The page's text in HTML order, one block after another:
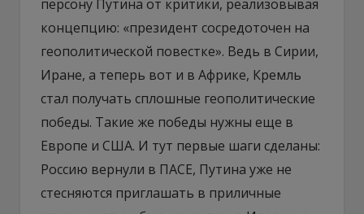
персону Путина от критики, реализовывая
концепцию: «президент сосредоточен на
геополитической повестке». Ведь в Сирии,
Иране, а теперь вот и в Африке, Кремль
стал получать сплошные геополитические
победы. Такие же победы нужны еще в
Европе и США. И тут первые шаги сделаны:
Россию вернули в ПАСЕ, Путина уже не
стесняются приглашать в приличные